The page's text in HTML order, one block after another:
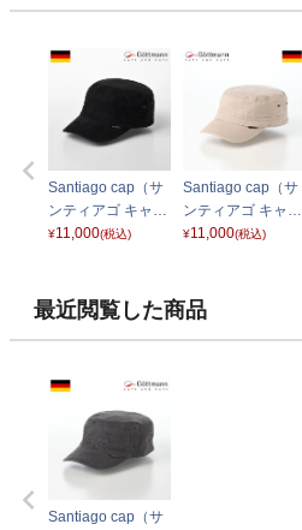
Santiago cap（サ
ンティアゴ キャッ
プ） G290 22-460
¥11,000(税込)
Santiago cap（サ
ンティアゴ キャッ
プ） G290 22-460
¥11,000(税込)
最近閲覧した商品
Santiago cap（サ